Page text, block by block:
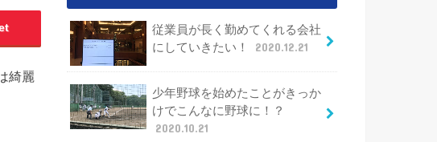
綺麗
従業員が長く勤めてくれる会社
にしていきたい！
2020.12.21
少年野球を始めたことがきっか
けでこんなに野球に！？
2020.10.21